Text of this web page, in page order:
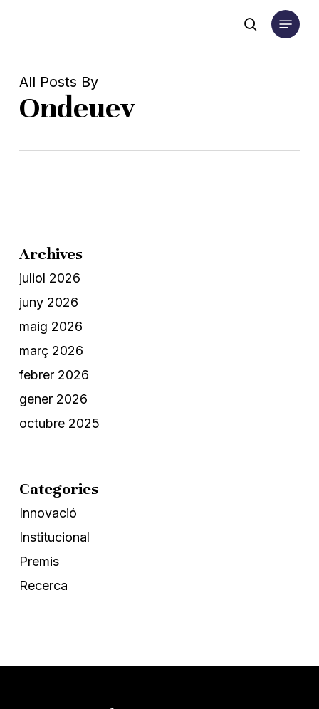
search
Menu
All Posts By
Ondeuev
Archives
juliol 2026
juny 2026
maig 2026
març 2026
febrer 2026
gener 2026
octubre 2025
Categories
Innovació
Institucional
Premis
Recerca